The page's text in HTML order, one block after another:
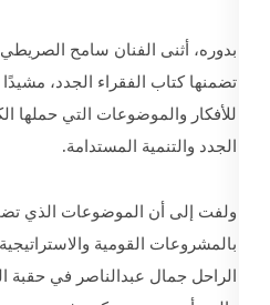
بدوره، أثنى الفنان سامح
تضمنها كتاب الفقراء الجدد، مشيدًا
للأفكار والموضوعات التي حملها
الجدد والتنمية المستدامة.
ولفت إلى أن الموضوعات الذي
بالمشروعات القومية
الراحل جمال عبدالناصر في حقبة